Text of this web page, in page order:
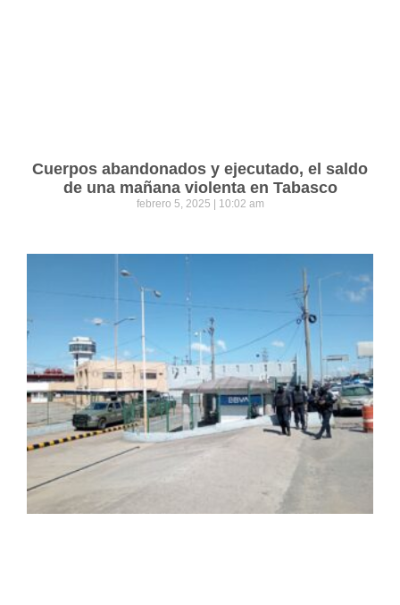
Cuerpos abandonados y ejecutado, el saldo
de una mañana violenta en Tabasco
febrero 5, 2025 10:02 am